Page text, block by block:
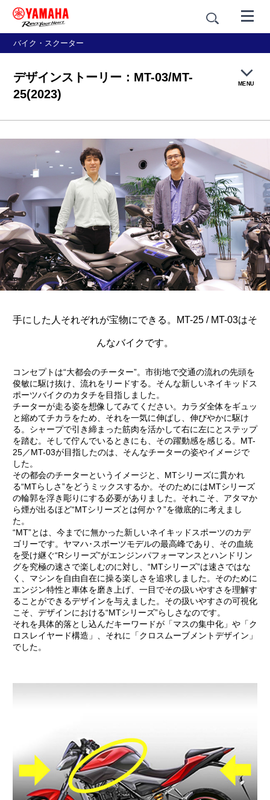
バイク・スクーター
デザインストーリー：MT-03/MT-
25(2023)
MENU
製品概要
特長紹介
カラー＆スタイリング
価格・仕様
アクセサリー
手にした人それぞれが宝物にできる。MT-25 / MT-03はそ
んなバイクです。
コンセプトは“大都会のチーター”。市街地で交通の流れの先頭を
俊敏に駆け抜け、流れをリードする。そんな新しいネイキッドス
ポーツバイクのカタチを目指しました。
チーターが走る姿を想像してみてください。カラダ全体をギュッ
と縮めてチカラをため、それを一気に伸ばし、伸びやかに駆け
る。シャープで引き締まった筋肉を活かして右に左にとステップ
を踏む。そして佇んでいるときにも、その躍動感を感じる。MT-
25／MT-03が目指したのは、そんなチーターの姿やイメージで
した。
その都会のチーターというイメージと、MTシリーズに貫かれ
る“MTらしさ”をどうミックスするか。そのためにはMTシリーズ
の輪郭を浮き彫りにする必要がありました。それこそ、アタマか
ら煙が出るほど“MTシリーズとは何か？”を徹底的に考えまし
た。
“MT”とは、今までに無かった新しいネイキッドスポーツのカデ
ゴリーです。ヤマハ･スポーツモデルの最高峰であり、その血統
を受け継ぐ“Rシリーズ”がエンジンパフォーマンスとハンドリン
グを究極の速さで楽しむのに対し、“MTシリーズ”は速さではな
く、マシンを自由自在に操る楽しさを追求しました。そのために
エンジン特性と車体を磨き上げ、一目でその扱いやすさを理解す
ることができるデザインを与えました。その扱いやすさの可視化
こそ、デザインにおける“MTシリーズ”らしさなのです。
それを具体的落とし込んだキーワードが「マスの集中化」や「ク
ロスレイヤード構造」、それに「クロスムーブメントデザイン」
でした。